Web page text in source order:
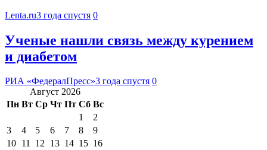
Lenta.ru3 года спустя 0
Ученые нашли связь между курением
и диабетом
РИА «ФедералПресс»3 года спустя 0
Август 2026
Пн Вт Ср Чт Пт Сб Вс
1
2
3
4 5 6 7 8
9
10 11 12 13 14 15 16